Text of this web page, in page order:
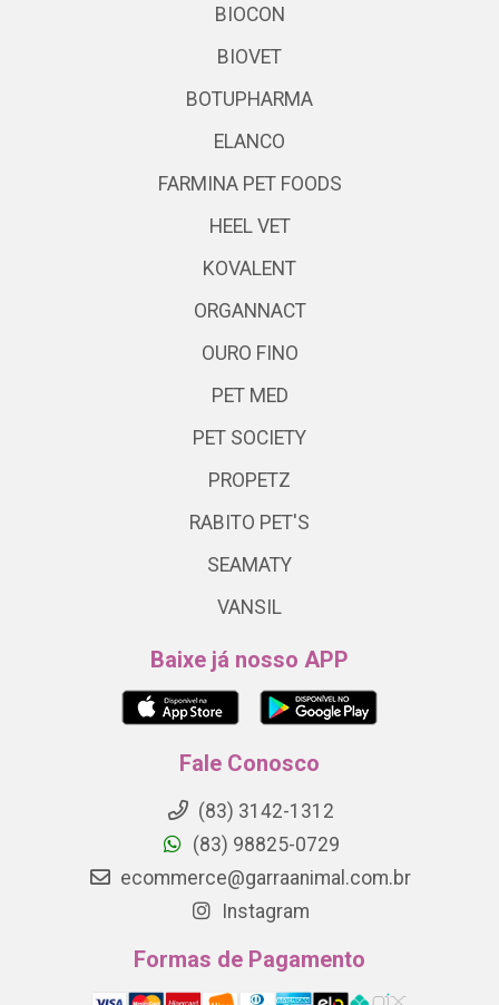
BIOCON
BIOVET
BOTUPHARMA
ELANCO
FARMINA PET FOODS
HEEL VET
KOVALENT
ORGANNACT
OURO FINO
PET MED
PET SOCIETY
PROPETZ
RABITO PET'S
SEAMATY
VANSIL
Baixe já nosso APP
Fale Conosco
(83) 3142-1312
(83) 98825-0729
ecommerce@garraanimal.com.br
Instagram
Formas de Pagamento